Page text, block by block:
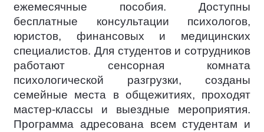
ежемесячные пособия. Доступны
бесплатные консультации психологов,
юристов, финансовых и медицинских
специалистов. Для студентов и сотрудников
работают сенсорная комната
психологической разгрузки, созданы
семейные места в общежитиях, проходят
мастер-классы и выездные мероприятия.
Программа адресована всем студентам и